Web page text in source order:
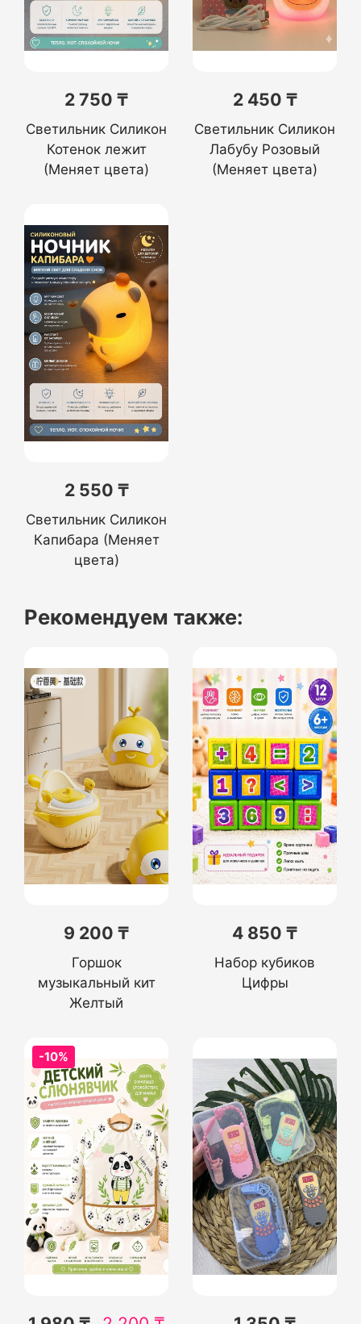
2 750 ₸
Светильник Силикон
Котенок лежит
(Меняет цвета)
2 450 ₸
Светильник Силикон
Лабубу Розовый
(Меняет цвета)
2 550 ₸
Светильник Силикон
Капибара (Меняет
цвета)
Рекомендуем также:
9 200 ₸
Горшок
музыкальный кит
Желтый
4 850 ₸
Набор кубиков
Цифры
-10%